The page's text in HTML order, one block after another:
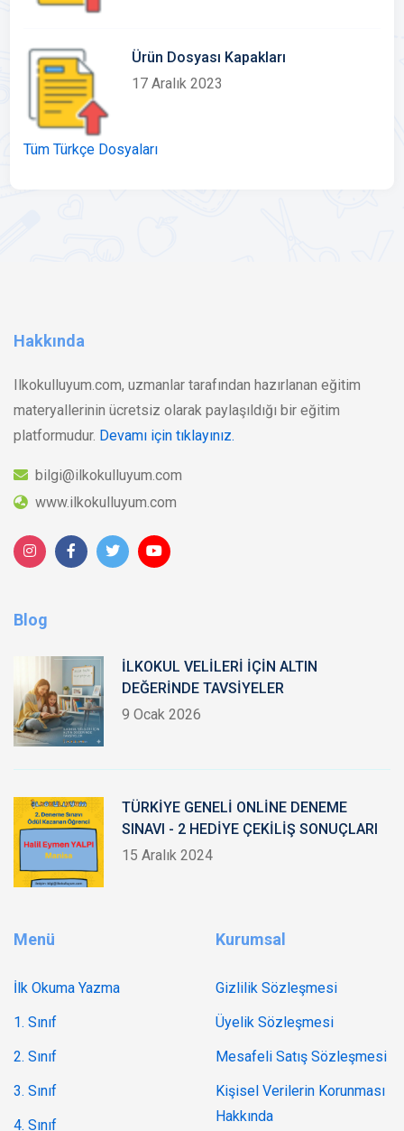
Ürün Dosyası Kapakları
17 Aralık 2023
Tüm Türkçe Dosyaları
Hakkında
Ilkokulluyum.com, uzmanlar tarafından hazırlanan eğitim
materyallerinin ücretsiz olarak paylaşıldığı bir eğitim
platformudur. Devamı için tıklayınız.
bilgi@ilkokulluyum.com
www.ilkokulluyum.com
Blog
İLKOKUL VELİLERİ İÇİN ALTIN
DEĞERİNDE TAVSİYELER
9 Ocak 2026
TÜRKİYE GENELİ ONLİNE DENEME
SINAVI - 2 HEDİYE ÇEKİLİŞ SONUÇLARI
15 Aralık 2024
Menü
İlk Okuma Yazma
1. Sınıf
2. Sınıf
3. Sınıf
4. Sınıf
Kurumsal
Gizlilik Sözleşmesi
Üyelik Sözleşmesi
Mesafeli Satış Sözleşmesi
Kişisel Verilerin Korunması
Hakkında